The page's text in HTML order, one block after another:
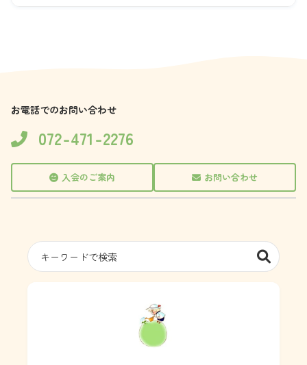
お電話でのお問い合わせ
072-471-2276
入会のご案内 お問い合わせ